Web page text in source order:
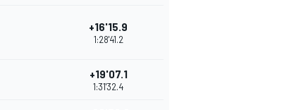
+16'15.9
1:28'41.2
+19'07.1
1:31'32.4